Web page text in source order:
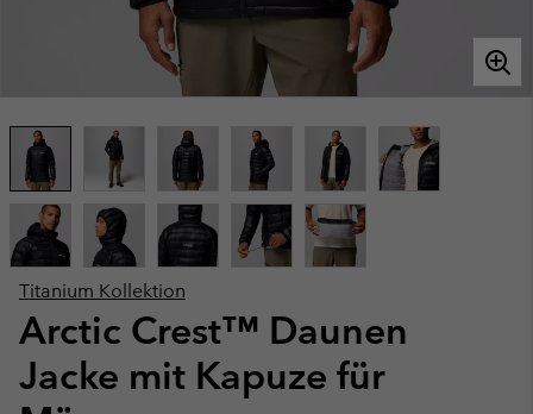
Titanium Kollektion
Arctic Crest™ Daunen
Jacke mit Kapuze für